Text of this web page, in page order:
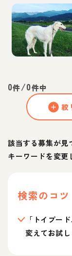
0件/0件中
絞
該当する募集が見
キーワードを変更
検索のコツ
「トイプー
変えてお試し